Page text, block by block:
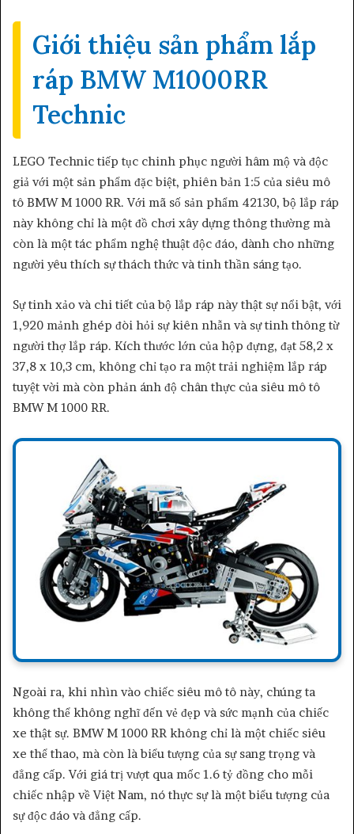
Giới thiệu sản phẩm lắp
ráp BMW M1000RR
Technic
LEGO Technic tiếp tục chinh phục người hâm mộ và độc
giả với một sản phẩm đặc biệt, phiên bản 1:5 của siêu mô
tô BMW M 1000 RR. Với mã số sản phẩm 42130, bộ lắp ráp
này không chỉ là một đồ chơi xây dựng thông thường mà
còn là một tác phẩm nghệ thuật độc đáo, dành cho những
người yêu thích sự thách thức và tinh thần sáng tạo.
Sự tinh xảo và chi tiết của bộ lắp ráp này thật sự nổi bật, với
1,920 mảnh ghép đòi hỏi sự kiên nhẫn và sự tinh thông từ
người thợ lắp ráp. Kích thước lớn của hộp đựng, đạt 58,2 x
37,8 x 10,3 cm, không chỉ tạo ra một trải nghiệm lắp ráp
tuyệt vời mà còn phản ánh độ chân thực của siêu mô tô
BMW M 1000 RR.
Ngoài ra, khi nhìn vào chiếc siêu mô tô này, chúng ta
không thể không nghĩ đến vẻ đẹp và sức mạnh của chiếc
xe thật sự. BMW M 1000 RR không chỉ là một chiếc siêu
xe thể thao, mà còn là biểu tượng của sự sang trọng và
đẳng cấp. Với giá trị vượt qua mốc 1.6 tỷ đồng cho mỗi
chiếc nhập về Việt Nam, nó thực sự là một biểu tượng của
sự độc đáo và đẳng cấp.